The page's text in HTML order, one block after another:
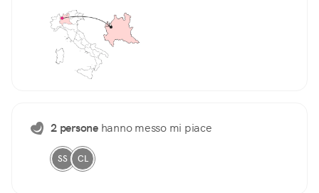
2 personehanno messo mi piace
SS CL